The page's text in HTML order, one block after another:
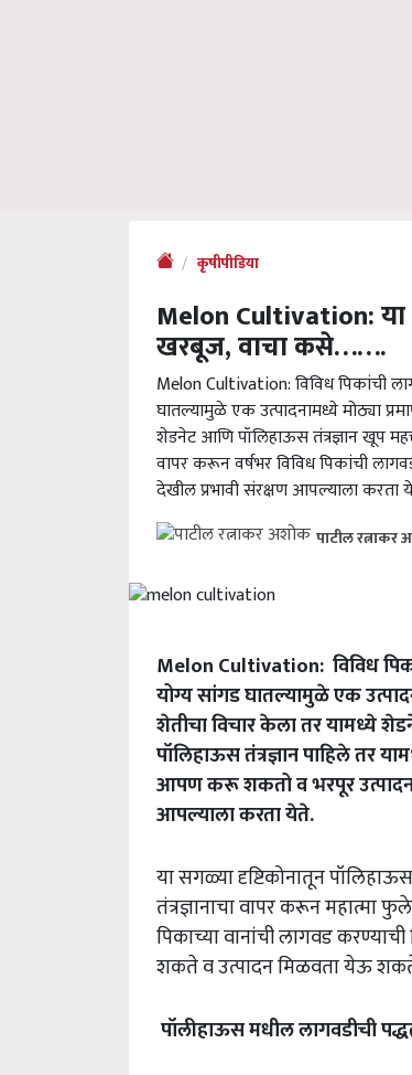
कृषीपीडिया
Melon Cultivation: या
खरबूज, वाचा कसे…….
Melon Cultivation: विविध पिकांची
घातल्यामुळे एक उत्पादनामध्ये मोठ्या
शेडनेट आणि पॉलिहाऊस तंत्रज्ञान खूप
वापर करून वर्षभर विविध पिकांची
देखील प्रभावी संरक्षण आपल्याला करता
पाटील रत्नाकर
Melon Cultivation: विविध
योग्य सांगड घातल्यामुळे एक
शेतीचा विचार केला तर यामध्ये
पॉलिहाऊस तंत्रज्ञान पाहिले तर
आपण करू शकतो व भरपूर उत्पादन
आपल्याला करता येते.
या सगळ्या दृष्टिकोनातून
तंत्रज्ञानाचा वापर करून महात्मा
पिकाच्या वानांची लागवड
शकते व उत्पादन मिळवता येऊ
पॉलीहाऊसमधीललागवडीची